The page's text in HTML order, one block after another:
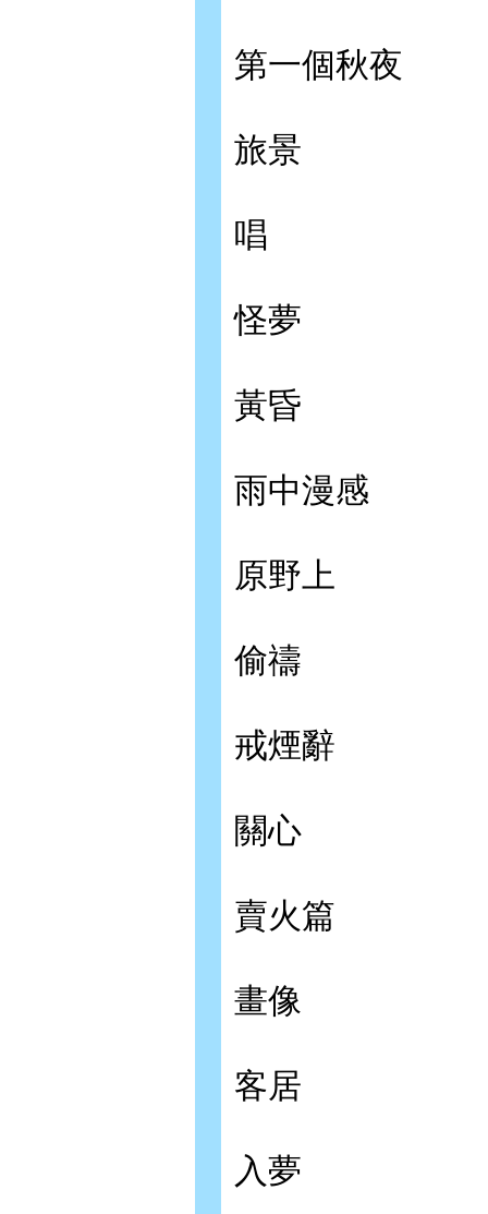
第一個秋夜
旅景
唱
怪夢
黃昏
雨中漫感
原野上
偷禱
戒煙辭
關心
賣火篇
畫像
客居
入夢